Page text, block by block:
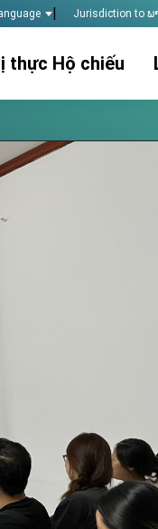
| Jurisdiction to ພ
thực Hộ chiếu
gian thụ lý hồ sơ
sự
chiếu